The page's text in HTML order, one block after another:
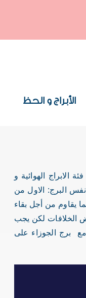
الأبراج و الحظ
الابراج الهوائية و
نفس البرج: الاول من
يقاوم من أجل بقاء
الخلافات لكن يجب
برج الجوزاء على